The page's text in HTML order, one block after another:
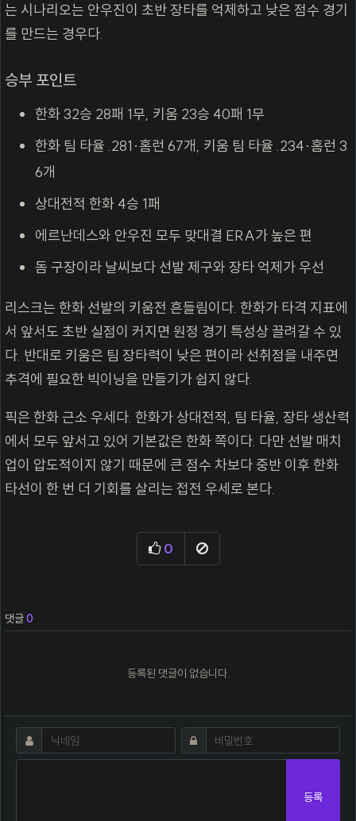
는 시나리오는 안우진이 초반 장타를 억제하고 낮은 점수 경기
를 만드는 경우다.
승부 포인트
한화 32승 28패 1무, 키움 23승 40패 1무
한화 팀 타율 .281·홈런 67개, 키움 팀 타율 .234·홈런 3
6개
상대전적 한화 4승 1패
에르난데스와 안우진 모두 맞대결 ERA가 높은 편
돔 구장이라 날씨보다 선발 제구와 장타 억제가 우선
리스크는 한화 선발의 키움전 흔들림이다. 한화가 타격 지표에
서 앞서도 초반 실점이 커지면 원정 경기 특성상 끌려갈 수 있
다. 반대로 키움은 팀 장타력이 낮은 편이라 선취점을 내주면
추격에 필요한 빅이닝을 만들기가 쉽지 않다.
픽은 한화 근소 우세다. 한화가 상대전적, 팀 타율, 장타 생산력
에서 모두 앞서고 있어 기본값은 한화 쪽이다. 다만 선발 매치
업이 압도적이지 않기 때문에 큰 점수 차보다 중반 이후 한화
타선이 한 번 더 기회를 살리는 접전 우세로 본다.
0추천 신고
댓글0
등록된 댓글이 없습니다.
댓글쓰기
닉네임 필수 비밀번호필수
등록